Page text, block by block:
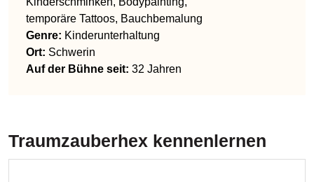
temporäre Tattoos, Bauchbemalung
Genre: Kinderunterhaltung
Ort: Schwerin
Auf der Bühne seit: 32 Jahren
Traumzauberhex kennenlernen